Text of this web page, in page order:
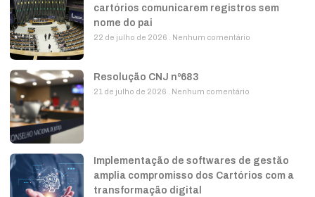
cartórios comunicarem registros sem
nome do pai
22 de julho de 2026 Nenhum comentário
Resolução CNJ nº683
21 de julho de 2026 Nenhum comentário
Implementação de softwares de gestão
amplia compromisso dos Cartórios com a
transformação digital